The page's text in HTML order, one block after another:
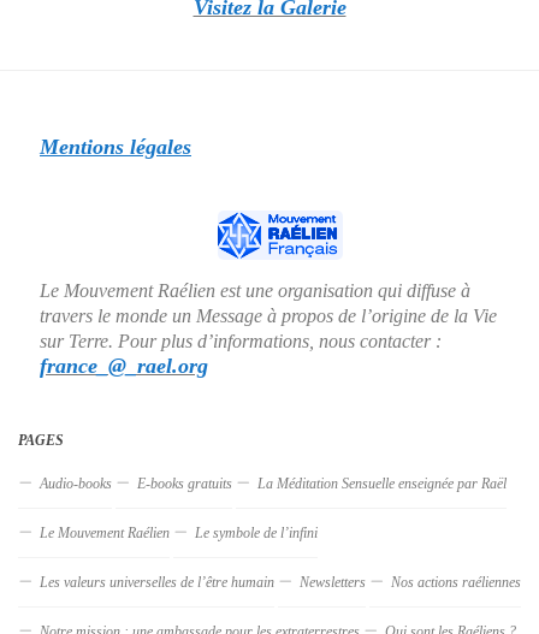
Visitez la Galerie
Mentions légales
Le Mouvement Raélien est une organisation qui diffuse à
travers le monde un Message à propos de l’origine de la Vie
sur Terre. Pour plus d’informations, nous contacter :
france_@_rael.org
PAGES
Audio-books E-books gratuits La Méditation Sensuelle enseignée par Raël
Le Mouvement Raélien Le symbole de l’infini
Les valeurs universelles de l’être humain Newsletters Nos actions raéliennes